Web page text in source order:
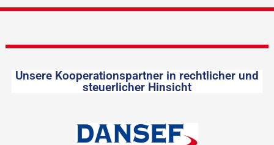
Unsere Kooperationspartner in rechtlicher und
steuerlicher Hinsicht